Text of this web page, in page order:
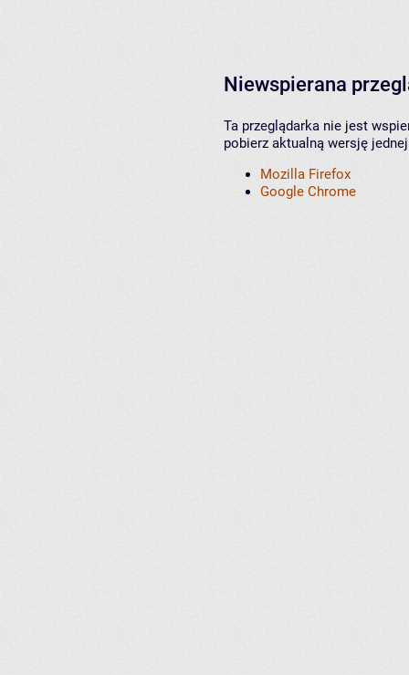
Niewspierana
Ta przeglądarka nie jest
pobierz aktualną wersję
Mozilla Firefox
Google Chrome